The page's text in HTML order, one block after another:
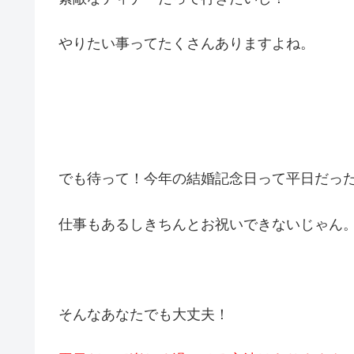
やりたい事ってたくさんありますよね。
でも待って！今年の結婚記念日って平日だった
仕事もあるしきちんとお祝いできないじゃん。
そんなあなたでも大丈夫！